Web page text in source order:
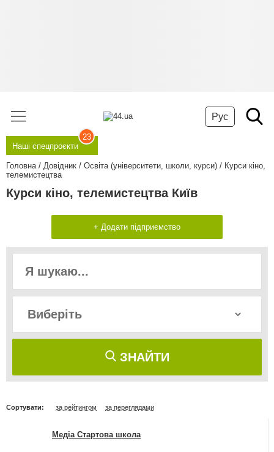
Рус
Наші спецпроєкти
23
Головна Довідник Освіта (університети, школи, курси)
Курси кіно,
телемистецтва
Курси кіно, телемистецтва Київ
+ Додати підприємство
ЗНАЙТИ
Сортувати: за рейтингом за переглядами
Медіа Стартова школа